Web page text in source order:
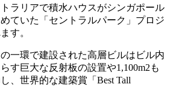
ラリアで積水ハウスがシンガポール
ていた「セントラルパーク」プロジ
す。
一環で建設された高層ビルはビル内
す巨大な反射板の設置や1,100m2も
、世界的な建築賞「Best Tall